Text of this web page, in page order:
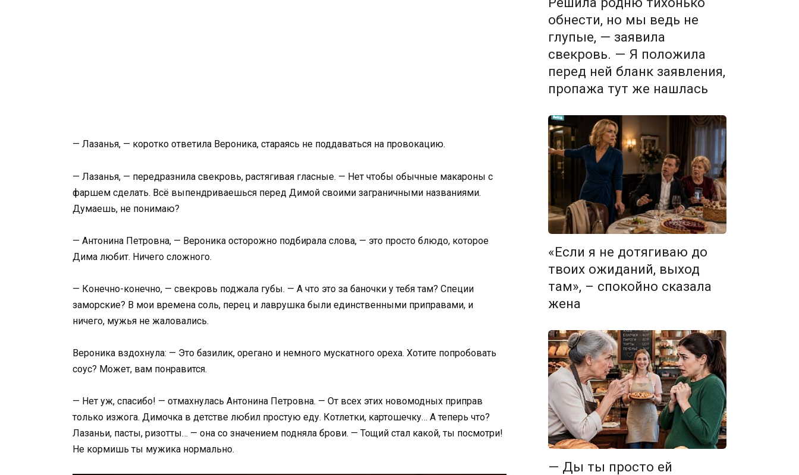
— Лазанья, — коротко ответила Вероника, стараясь не поддаваться на провокацию.
— Лазанья, — передразнила свекровь, растягивая гласные. — Нет чтобы обычные макароны с
фаршем сделать. Всё выпендриваешься перед Димой своими заграничными названиями.
Думаешь, не понимаю?
— Антонина Петровна, — Вероника осторожно подбирала слова, — это просто блюдо, которое
Дима любит. Ничего сложного.
— Конечно-конечно, — свекровь поджала губы. — А что это за баночки у тебя там? Специи
заморские? В мои времена соль, перец и лаврушка были единственными приправами, и
ничего, мужья не жаловались.
Вероника вздохнула: — Это базилик, орегано и немного мускатного ореха. Хотите попробовать
соус? Может, вам понравится.
— Нет уж, спасибо! — отмахнулась Антонина Петровна. — От всех этих новомодных приправ
только изжога. Димочка в детстве любил простую еду. Котлетки, картошечку… А теперь что?
Лазаньи, пасты, ризотты… — она со значением подняла брови. — Тощий стал какой, ты посмотри!
Не кормишь ты мужика нормально.
обнести, но мы ведь не
глупые, — заявила
свекровь. — Я положила
перед ней бланк заявления,
пропажа тут же нашлась
«Если я не дотягиваю до
твоих ожиданий, выход
там», – спокойно сказала
жена
— Ды ты просто ей